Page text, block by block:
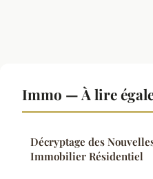
Immo — À lire
Décryptage des
Immobilier Résidentiel